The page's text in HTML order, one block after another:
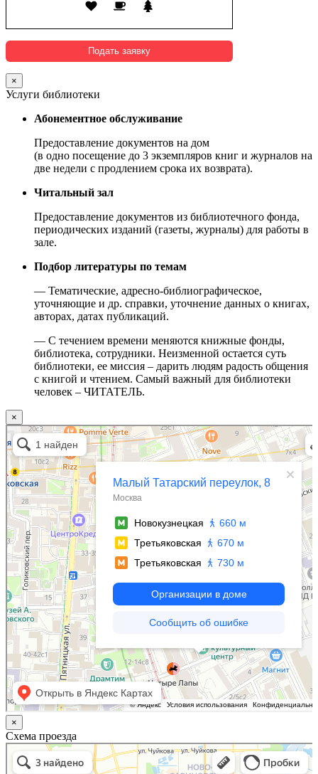
×
Услуги библиотеки
Абонементное обслуживание
Предоставление документов на дом
(в одно посещение до 3 экземпляров книг и журналов на
две недели с продлением срока их возврата).
Читальный зал
Предоставление документов из библиотечного фонда,
периодических изданий (газеты, журналы) для работы в
зале.
Подбор литературы по темам
— Тематические, адресно-библиографическое,
уточняющие и др. справки, уточнение данных о книгах,
авторах, датах публикаций.
— С течением времени меняются книжные фонды,
библиотека, сотрудники. Неизменной остается суть
библиотеки, ее миссия – дарить людям радость общения
с книгой и чтением. Самый важный для библиотеки
человек – ЧИТАТЕЛЬ.
×
Москва
Малый Татарский переулок, 8 на карте Москвы, ближайшее метро Новокузнецкая —
Яндекс.Карты
×
Схема проезда
Казань
Малый Татарский переулок, 8 на карте Москвы, ближайшее метро Новокузнецкая —
Яндекс.Карты